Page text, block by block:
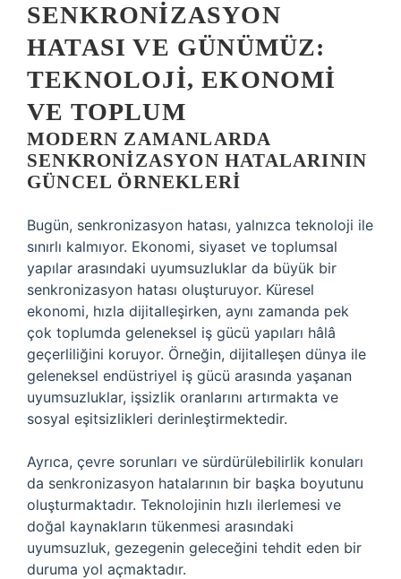
SENKRONIZASYON
HATASI VE GÜNÜMÜZ:
TEKNOLOJI, EKONOMI
VE TOPLUM
MODERN ZAMANLARDA
SENKRONIZASYON HATALARININ
GÜNCEL ÖRNEKLERI
Bugün, senkronizasyon hatası, yalnızca teknoloji ile
sınırlı kalmıyor. Ekonomi, siyaset ve toplumsal
yapılar arasındaki uyumsuzluklar da büyük bir
senkronizasyon hatası oluşturuyor. Küresel
ekonomi, hızla dijitalleşirken, aynı zamanda pek
çok toplumda geleneksel iş gücü yapıları hâlâ
geçerliliğini koruyor. Örneğin, dijitalleşen dünya ile
geleneksel endüstriyel iş gücü arasında yaşanan
uyumsuzluklar, işsizlik oranlarını artırmakta ve
sosyal eşitsizlikleri derinleştirmektedir.
Ayrıca, çevre sorunları ve sürdürülebilirlik konuları
da senkronizasyon hatalarının bir başka boyutunu
oluşturmaktadır. Teknolojinin hızlı ilerlemesi ve
doğal kaynakların tükenmesi arasındaki
uyumsuzluk, gezegenin geleceğini tehdit eden bir
duruma yol açmaktadır.